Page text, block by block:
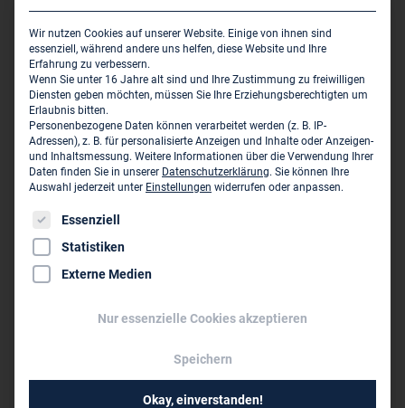
Sitz des Zweigbüros
ELE Beratende Ingenieure GmbH - Erdbaulaboratorium
Essen
Engeldamm 60
D-10179 Berlin
030 61 69 89-0
berlin@ele-e.de
www.ele-e.de
Dieses Unternehmen ist ein Zweigbüro von:
ELE Beratende Ingenieure GmbH -
Schnieringshof 14
Wir nutzen Cookies auf unserer Website. Einige von ihnen sind
essenziell, während andere uns helfen, diese Website und Ihre
Erfahrung zu verbessern.
Wenn Sie unter 16 Jahre alt sind und Ihre Zustimmung zu freiwilligen
Diensten geben möchten, müssen Sie Ihre Erziehungsberechtigten um
Erlaubnis bitten.
Personenbezogene Daten können verarbeitet werden (z. B. IP-
Adressen), z. B. für personalisierte Anzeigen und Inhalte oder Anzeigen-
und Inhaltsmessung. Weitere Informationen über die Verwendung Ihrer
Daten finden Sie in unserer Datenschutzerklärung. Sie können Ihre
Auswahl jederzeit unter Einstellungen widerrufen oder anpassen.
Es folgt eine Liste der Service-Gruppen, für die eine
Essenziell
Statistiken
Externe Medien
Nur essenzielle Cookies akzeptieren
Speichern
Okay, einverstanden!